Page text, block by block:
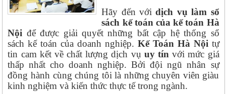
Hãy đến vớidịch vụ làm sổ
sách kế toán của kế toán Hà
Nội để được giải quyết những bất cập hệ thống sổ
sách kế toán của doanh nghiệp. Kế Toán Hà Nội tự
tin cam kết về chất lượng dịch vụ uy tín với mức giá
thấp nhất cho doanh nghiệp. Bởi đội ngũ nhân sự
đồng hành cùng chúng tôi là những chuyên viên giàu
kinh nghiệm và kiến thức thực tế trong ngành.